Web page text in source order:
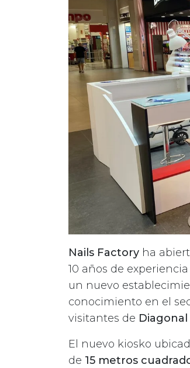
Nails Factory ha
10 años de
un nuevo
conocimiento en el
visitantes de
El nuevo kiosko
de 15 metros